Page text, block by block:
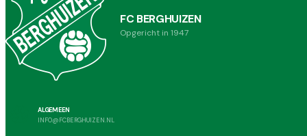
FC BERGHUIZEN
Opgericht in 1947
ALGEMEEN
INFO@FCBERGHUIZEN.NL